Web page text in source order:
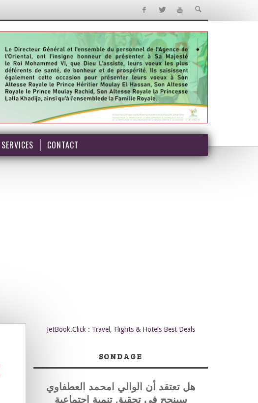
SERVICES CONTACT
JetBook.Click : Travel, Flights & Hotels Best Deals
SONDAGE
هل تعتقد أن الوالي امحمد العطفاوي
سينجح في تحقيق تنمية اجتماعية